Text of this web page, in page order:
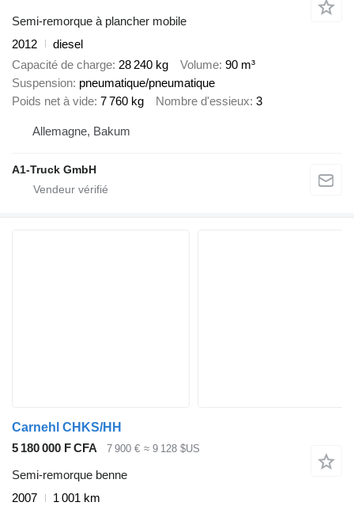
Semi-remorque à plancher mobile
2012
diesel
Capacité de charge 28 240 kg Volume 90 m³
Suspension pneumatique/pneumatique
Poids net à vide 7 760 kg Nombre d'essieux 3
Allemagne, Bakum
A1-Truck GmbH
Carnehl CHKS/HH
5 180 000 F CFA
7 900 € ≈ 9 128 $US
Semi-remorque benne
2007
1 001 km